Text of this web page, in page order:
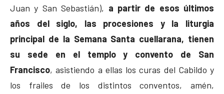
Juan y San Sebastián), a partir de esos últimos
años del siglo, las procesiones y la liturgia
principal de la Semana Santa cuellarana, tienen
su sede en el templo y convento de San
Francisco, asistiendo a ellas los curas del Cabildo y
los frailes de los distintos conventos, amén,